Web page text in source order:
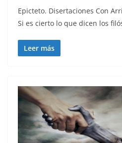
Epicteto. Disertaciones Con
Si es cierto lo que dicen los
Leer más